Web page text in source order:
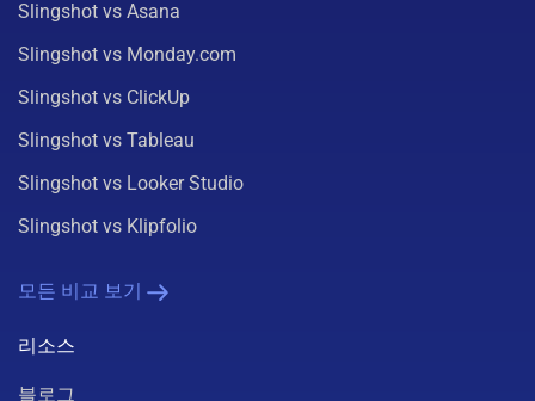
Slingshot vs Asana
Slingshot vs Monday.com
Slingshot vs ClickUp
Slingshot vs Tableau
Slingshot vs Looker Studio
Slingshot vs Klipfolio
모든 비교 보기
리소스
블로그